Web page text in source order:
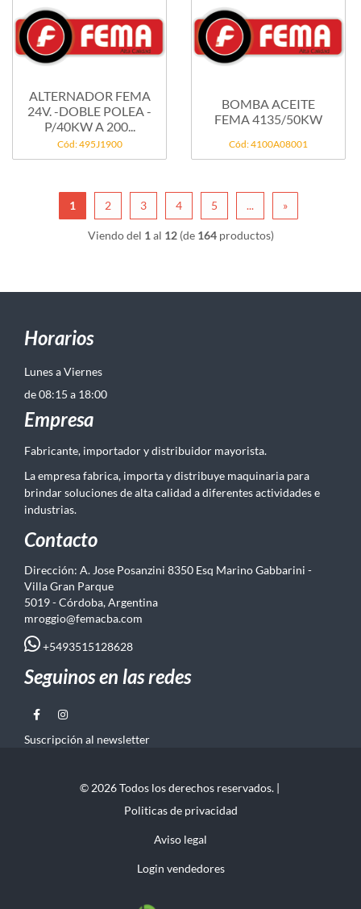
ALTERNADOR FEMA
24V. -DOBLE POLEA -
P/40KW A 200...
Cód: 495J1900
BOMBA ACEITE
FEMA 4135/50KW
Cód: 4100A08001
1 2 3 4 5 ... »
Viendo del 1 al 12(de 164productos)
Horarios
Lunes a Viernes
de 08:15 a 18:00
Empresa
Fabricante, importador y distribuidor mayorista.
La empresa fabrica, importa y distribuye maquinaria para
brindar soluciones de alta calidad a diferentes actividades e
industrias.
Contacto
Dirección: A. Jose Posanzini 8350 Esq Marino Gabbarini -
Villa Gran Parque
5019 - Córdoba, Argentina
mroggio@femacba.com
+5493515128628
Seguinos en las redes
Suscripción al newsletter
© 2026 Todos los derechos reservados. |
Politicas de privacidad
Aviso legal
Login vendedores